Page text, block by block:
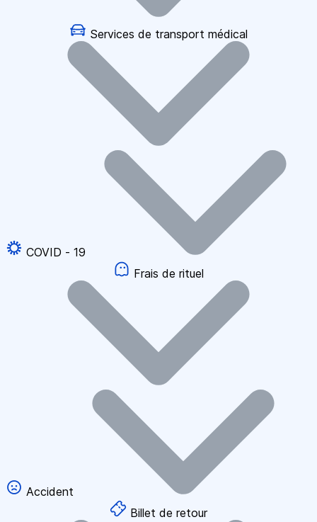
Services de transport médical
COVID - 19
Frais de rituel
Accident
Billet de retour